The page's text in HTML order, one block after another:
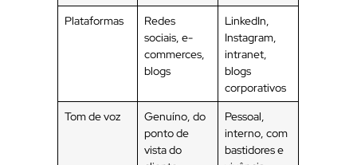
Plataformas
Redes
sociais, e-
commerces,
blogs
LinkedIn,
Instagram,
intranet,
blogs
corporativos
Tom de voz
Genuíno, do
ponto de
vista do
Pessoal,
interno, com
bastidores e